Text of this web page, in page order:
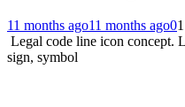
11 months ago11 months ago0
Legal code line icon concept.
sign, symbol